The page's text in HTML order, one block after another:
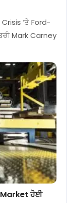
‘ਤੇ Ford-
Mark Carney
Market ਹੋਈ